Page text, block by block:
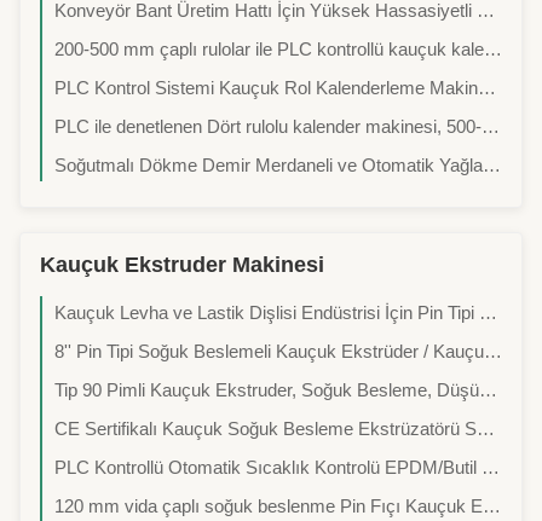
Konveyör Bant Üretim Hattı İçin Yüksek Hassasiyetli Dört Rulo Kauçuk Levha Kalenderleme Makinesi
200-500 mm çaplı rulolar ile PLC kontrollü kauçuk kalenderleme makinesi
PLC Kontrol Sistemi Kauçuk Rol Kalenderleme Makinesi Etkili hassas işleme
PLC ile denetlenen Dört rulolu kalender makinesi, 500-2000 mm genişliğinde iki taraflı kaplama için
Soğutmalı Dökme Demir Merdaneli ve Otomatik Yağlama Sistemli Elektrikli Nip Ayarlı Dört Merdaneli Kalender
Kauçuk Ekstruder Makinesi
Kauçuk Levha ve Lastik Dişlisi Endüstrisi İçin Pin Tipi ve Pin Namlulu Soğuk Beslemeli Ekstrüderler
8'' Pin Tipi Soğuk Beslemeli Kauçuk Ekstrüder / Kauçuk Levha, Lastik Diş Açma Ekstrüderi
Tip 90 Pimli Kauçuk Ekstruder, Soğuk Besleme, Düşük Enerji Tüketimi, Sorunsuz Satış Sonrası Servis.
CE Sertifikalı Kauçuk Soğuk Besleme Ekstrüzatörü Saatlik Kapasitesi 200kg/Saat
PLC Kontrollü Otomatik Sıcaklık Kontrolü EPDM/Butil Kauçuk/NR Soğuk Besleme Ekstrüder
120 mm vida çaplı soğuk beslenme Pin Fıçı Kauçuk Ekstrüder Makinesi, saatte 60-150 kg üretim kapasitesi ile